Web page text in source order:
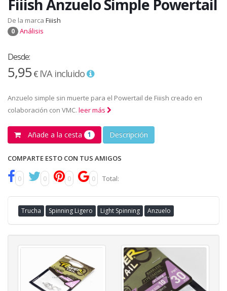
Fiiish Anzuelo Simple Powertail
De la marca Fiiish
0 Análisis
Desde:
5,95€ IVA incluido
Anzuelo simple sin muerte para el Powertail de Fiiish creado en
colaboración con VMC. leer más
Añade a la cesta 1 Descripción
COMPARTE ESTO CON TUS AMIGOS
0 0 0 0 Total:
Trucha Spinning Ligero Light Spinning Anzuelo